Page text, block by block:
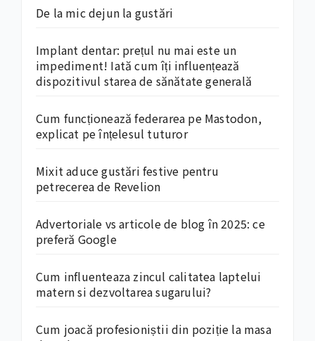
De la mic dejun la gustări
Implant dentar: prețul nu mai este un
impediment! Iată cum îți influențează
dispozitivul starea de sănătate generală
Cum funcționează federarea pe Mastodon,
explicat pe înțelesul tuturor
Mixit aduce gustări festive pentru
petrecerea de Revelion
Advertoriale vs articole de blog în 2025: ce
preferă Google
Cum influenteaza zincul calitatea laptelui
matern si dezvoltarea sugarului?
Cum joacă profesioniștii din poziție la masa